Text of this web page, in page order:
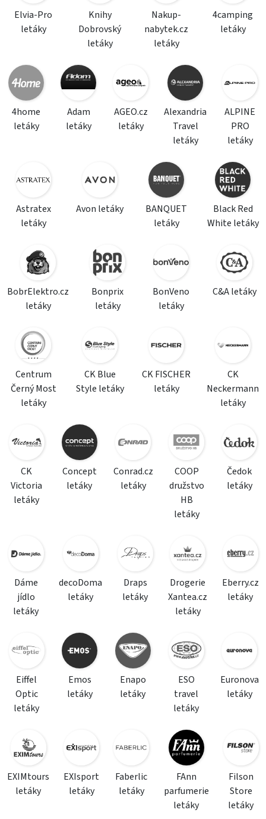
Elvia-Pro
letáky
Knihy
Dobrovský
letáky
Nakup-
nabytek.cz
letáky
4camping
letáky
4home
letáky
Adam
letáky
AGEO.cz
letáky
Alexandria
Travel
letáky
ALPINE
PRO
letáky
Astratex
letáky
Avon letáky
BANQUET
letáky
Black Red
White letáky
BobrElektro.cz
letáky
Bonprix
letáky
BonVeno
letáky
C&A letáky
Centrum
Černý Most
letáky
CK Blue
Style letáky
CK FISCHER
letáky
CK
Neckermann
letáky
CK
Victoria
letáky
Concept
letáky
Conrad.cz
letáky
COOP
družstvo
HB
letáky
Čedok
letáky
Dáme
jídlo
letáky
decoDoma
letáky
Draps
letáky
Drogerie
Xantea.cz
letáky
Eberry.cz
letáky
Eiffel
Optic
letáky
Emos
letáky
Enapo
letáky
ESO
travel
letáky
Euronova
letáky
EXIMtours
letáky
EXIsport
letáky
Faberlic
letáky
FAnn
parfumerie
letáky
Filson
Store
letáky